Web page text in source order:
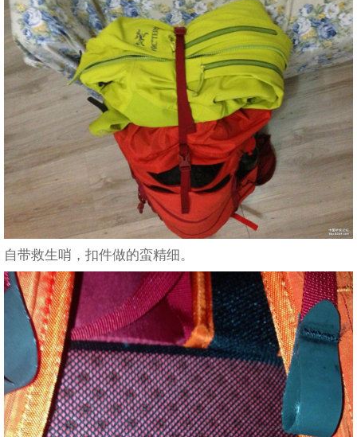
自带救生哨，扣件做的蛮精细。